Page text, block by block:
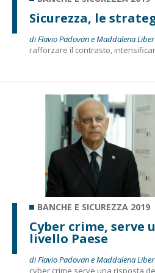
Sicurezza, le
di Flavio Padovan e Maddalena
rafforzare il contrasto,
BANCHE E SICUREZZA 2019
Cyber crime, serve
livello Paese
di Flavio Padovan e Maddalena
cyber crime serve una risposta